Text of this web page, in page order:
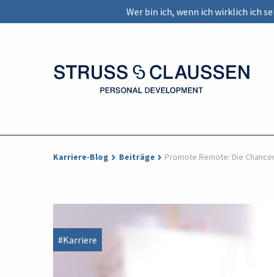
Wer bin ich, wenn ich wirklich ich
Karriere-Blog Beiträge Promote Remote: Die
#Karriere